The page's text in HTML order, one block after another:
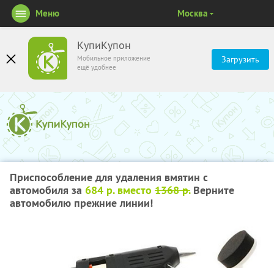
КупиКупон
Мобильное приложение
ещё удобнее
Загрузить
Меню Москва
Приспособление для удаления вмятин с
автомобиля за 684 р. вместо 1368 р.Верните
автомобилю прежние линии!